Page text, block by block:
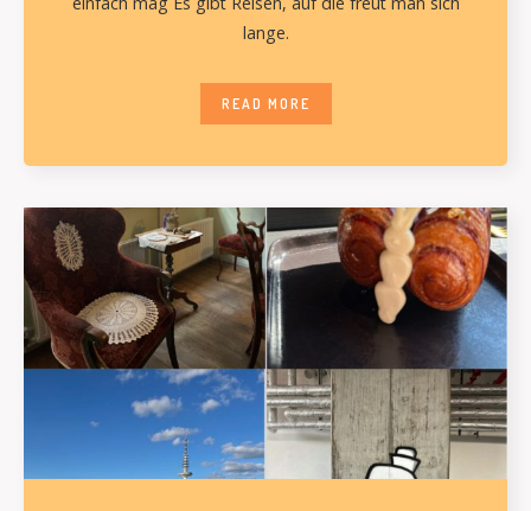
lange.
READ MORE